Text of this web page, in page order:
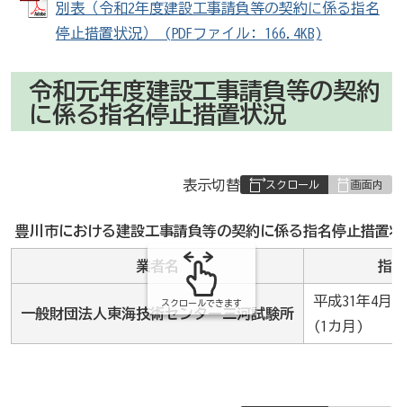
別表（令和2年度建設工事請負等の契約に係る指名
停止措置状況） (PDFファイル: 166.4KB)
令和元年度建設工事請負等の契約
に係る指名停止措置状況
表
み
の
表示切替
豊川市における建設工事請負等の契約に係る指名停止措置
業者名 指
一般財団法人東海技術センター三河試験所
平成31年4月
(1カ月)
スクロールできます